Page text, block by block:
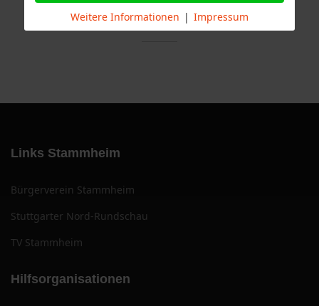
Links Stammheim
Bürgerverein Stammheim
Stuttgarter Nord-Rundschau
TV Stammheim
Hilfsorganisationen
Weitere Informationen | Impressum